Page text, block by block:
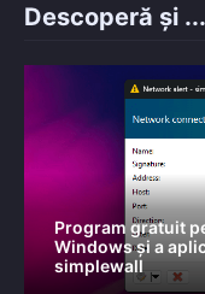
Descoperă și ...
Program gratuit
Windows și a
simplewall